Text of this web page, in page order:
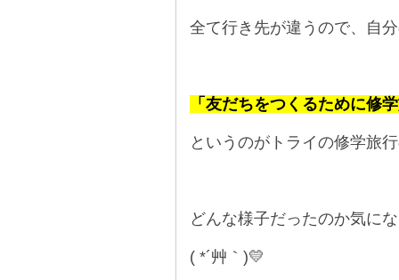
全て行き先が違うので、自
「友だちをつくるために修
というのがトライの修学旅
どんな様子だったのか気に
( *´艸｀)💛